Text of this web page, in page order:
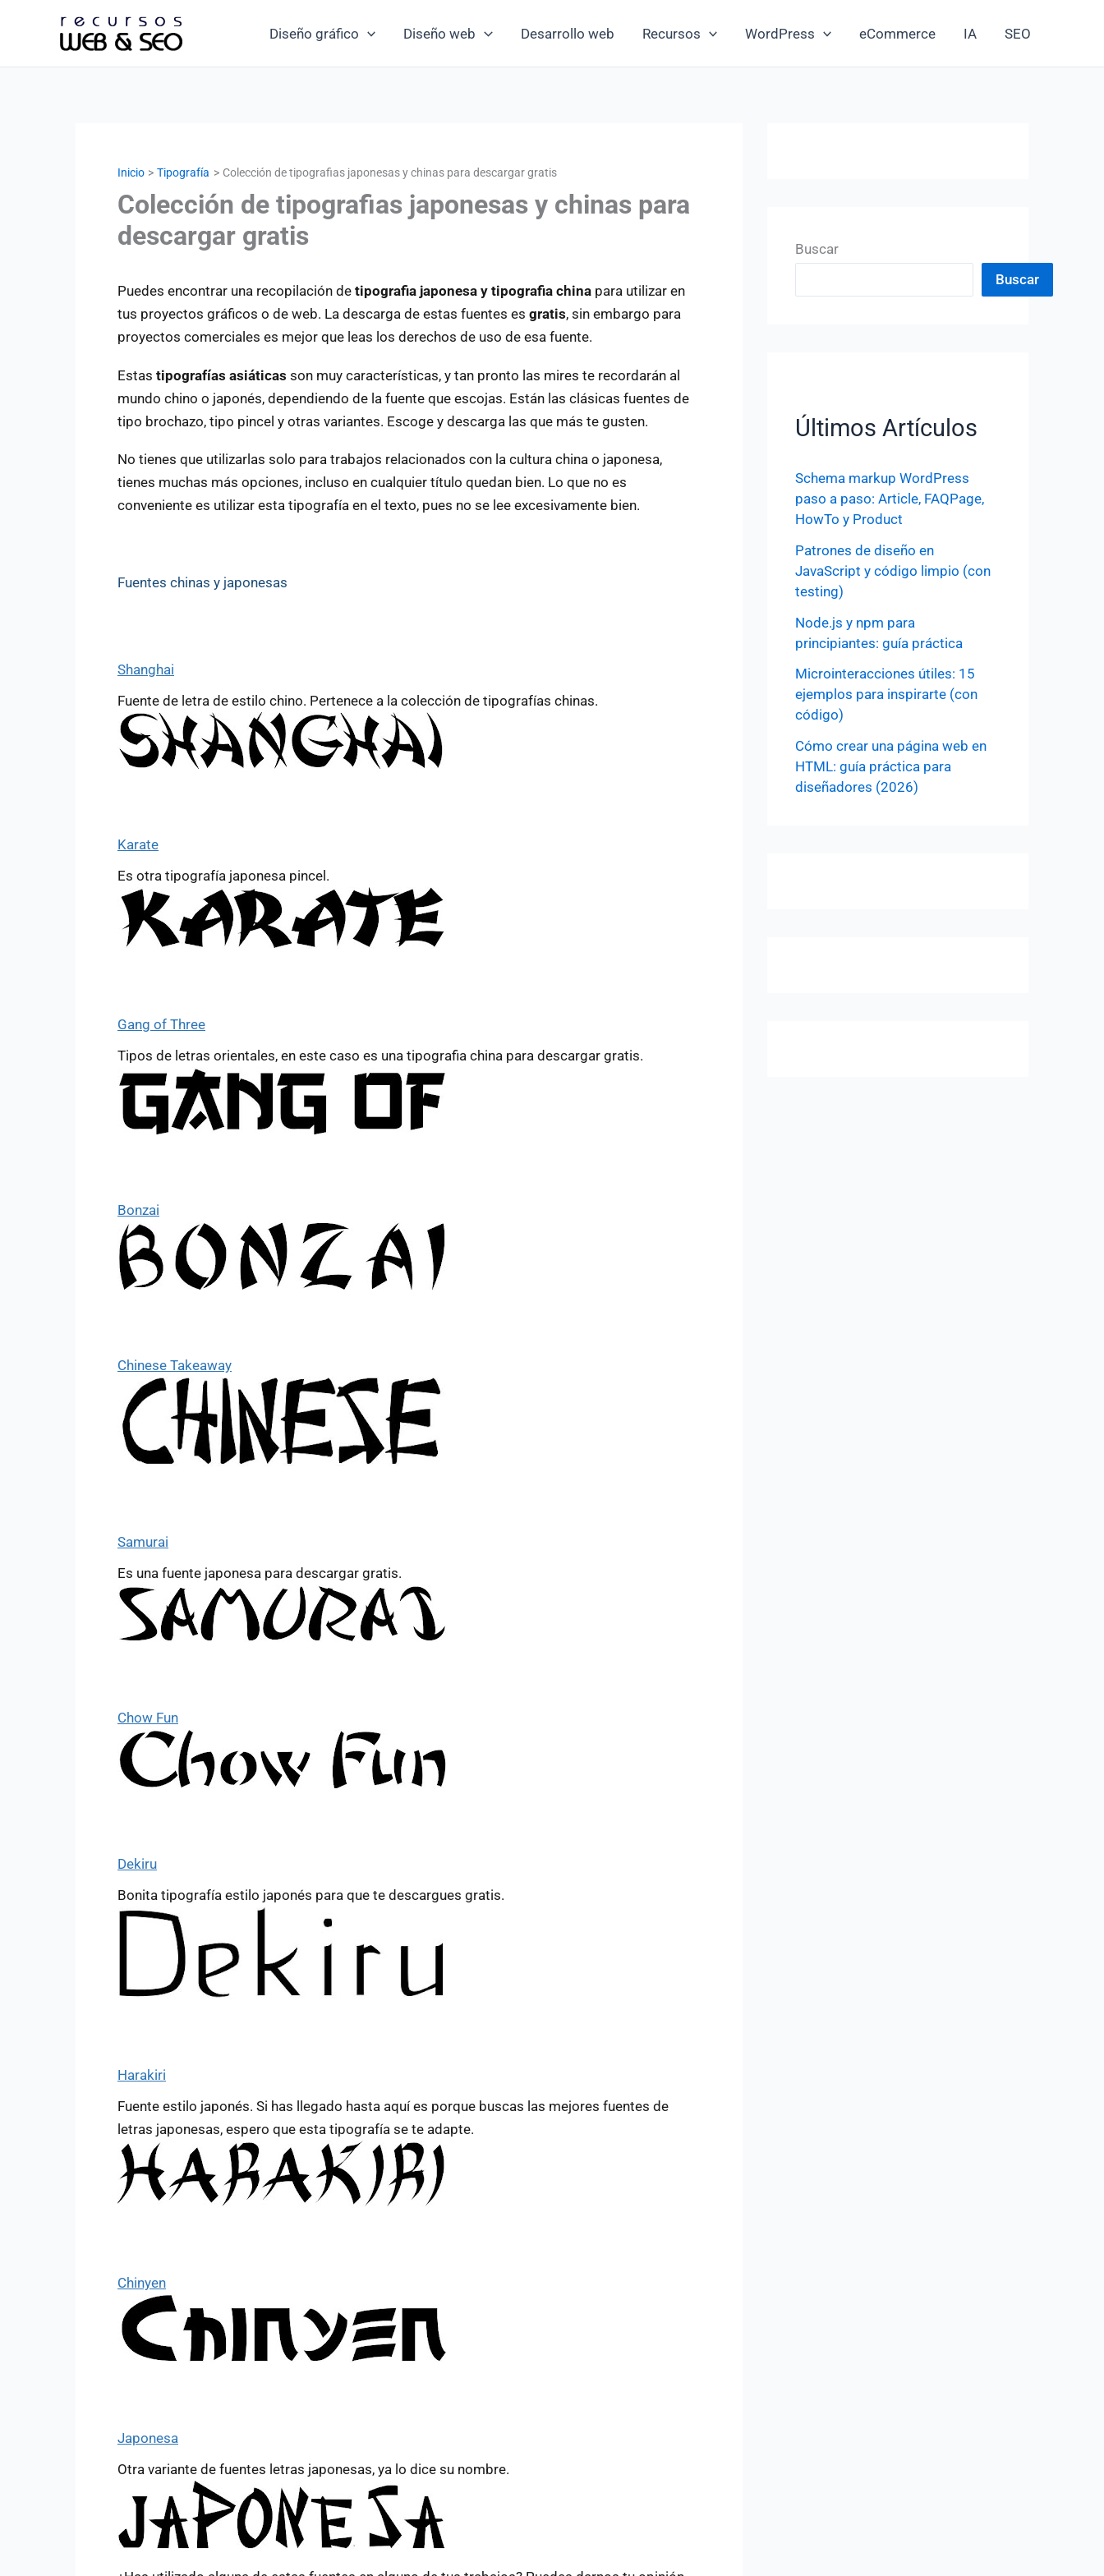
Diseño gráfico Diseño web Desarrollo web Recursos WordPress eCommerce IA SEO
Inicio Tipografía Colección de tipografias japonesas y chinas para descargar gratis
Colección de tipografias japonesas y chinas para
descargar gratis
Puedes encontrar una recopilación de tipografia japonesa y tipografia china para utilizar en
tus proyectos gráficos o de web. La descarga de estas fuentes es gratis, sin embargo para
proyectos comerciales es mejor que leas los derechos de uso de esa fuente.
Estas tipografías asiáticas son muy características, y tan pronto las mires te recordarán al
mundo chino o japonés, dependiendo de la fuente que escojas. Están las clásicas fuentes de
tipo brochazo, tipo pincel y otras variantes. Escoge y descarga las que más te gusten.
No tienes que utilizarlas solo para trabajos relacionados con la cultura china o japonesa,
tienes muchas más opciones, incluso en cualquier título quedan bien. Lo que no es
conveniente es utilizar esta tipografía en el texto, pues no se lee excesivamente bien.
Fuentes chinas y japonesas
Shanghai
Fuente de letra de estilo chino. Pertenece a la colección de tipografías chinas.
Karate
Es otra tipografía japonesa pincel.
Gang of Three
Tipos de letras orientales, en este caso es una tipografia china para descargar gratis.
Bonzai
Chinese Takeaway
Samurai
Es una fuente japonesa para descargar gratis.
Chow Fun
Dekiru
Bonita tipografía estilo japonés para que te descargues gratis.
Harakiri
Fuente estilo japonés. Si has llegado hasta aquí es porque buscas las mejores fuentes de
letras japonesas, espero que esta tipografía se te adapte.
Chinyen
Japonesa
Otra variante de fuentes letras japonesas, ya lo dice su nombre.
Buscar
Buscar
Últimos Artículos
Schema markup WordPress
paso a paso: Article, FAQPage,
HowTo y Product
Patrones de diseño en
JavaScript y código limpio (con
testing)
Node.js y npm para
principiantes: guía práctica
Microinteracciones útiles: 15
ejemplos para inspirarte (con
código)
Cómo crear una página web en
HTML: guía práctica para
diseñadores (2026)